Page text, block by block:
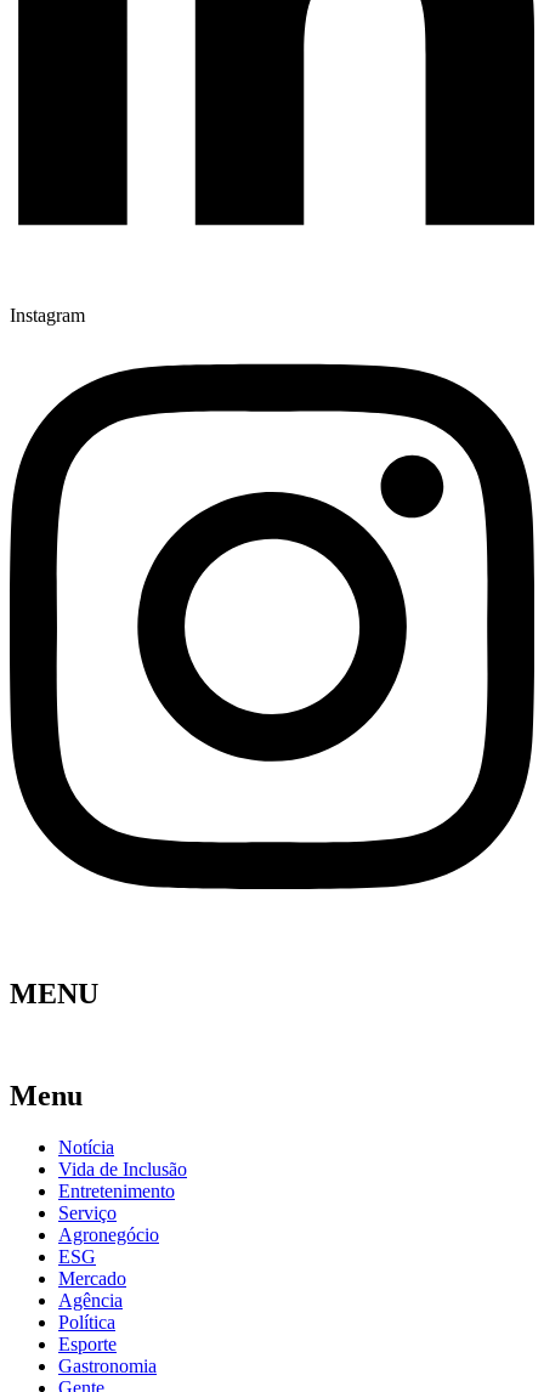
Instagram
MENU
Menu
Notícia
Vida de Inclusão
Entretenimento
Serviço
Agronegócio
ESG
Mercado
Agência
Política
Esporte
Gastronomia